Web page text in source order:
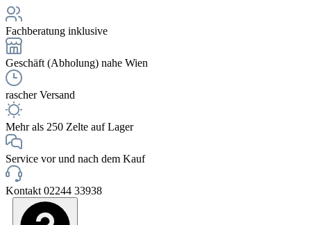
Fachberatung inklusive
Geschäft (Abholung) nahe Wien
rascher Versand
Mehr als 250 Zelte auf Lager
Service vor und nach dem Kauf
Kontakt 02244 33938